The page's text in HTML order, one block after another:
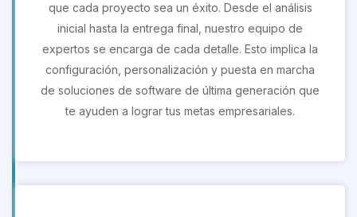
que cada proyecto sea un éxito. Desde el análisis
inicial hasta la entrega final, nuestro equipo de
expertos se encarga de cada detalle. Esto implica la
configuración, personalización y puesta en marcha
de soluciones de software de última generación que
te ayuden a lograr tus metas empresariales.